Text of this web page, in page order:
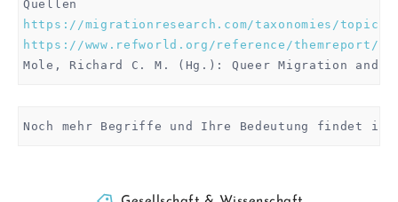
https://migrationresearch.com/taxonomies/
https://www.refworld.org/reference/themreport/
Mole, Richard C. M. (Hg.): Queer Migration and
Noch mehr Begriffe und Ihre Bedeutung findet ihr